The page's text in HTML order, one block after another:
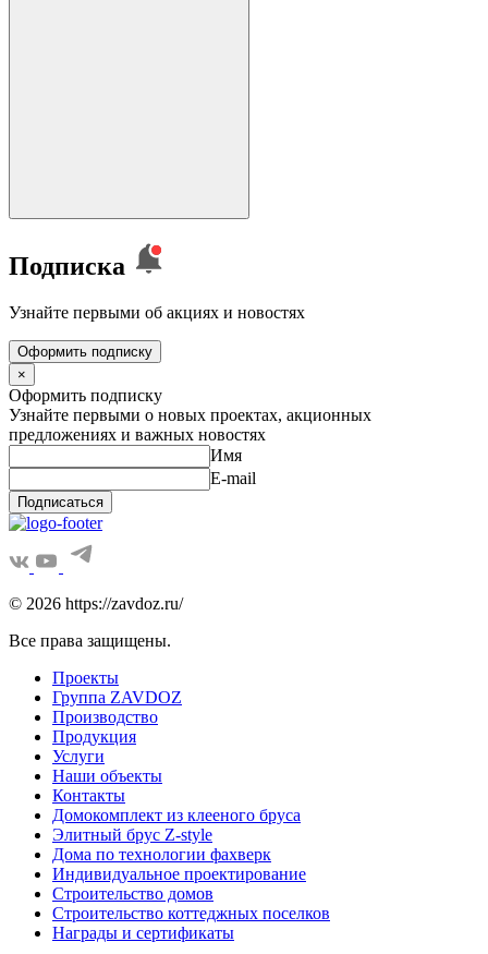
Подписка
Узнайте первыми об акциях и новостях
Оформить подписку
×
Оформить подписку
Узнайте первыми о новых проектах, акционных
предложениях и важных новостях
Имя
E-mail
Подписаться
© 2026 https://zavdoz.ru/
Все права защищены.
Проекты
Группа ZAVDOZ
Производство
Продукция
Услуги
Наши объекты
Контакты
Домокомплект из клееного бруса
Элитный брус Z-style
Дома по технологии фахверк
Индивидуальное проектирование
Строительство домов
Строительство коттеджных поселков
Награды и сертификаты